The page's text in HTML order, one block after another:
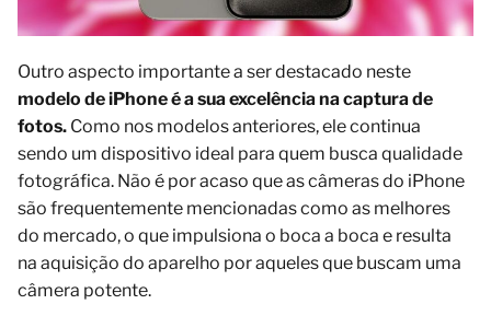
Outro aspecto importante a ser destacado neste
modelo de iPhone é a sua excelência na captura de
fotos. Como nos modelos anteriores, ele continua
sendo um dispositivo ideal para quem busca qualidade
fotográfica. Não é por acaso que as câmeras do iPhone
são frequentemente mencionadas como as melhores
do mercado, o que impulsiona o boca a boca e resulta
na aquisição do aparelho por aqueles que buscam uma
câmera potente.